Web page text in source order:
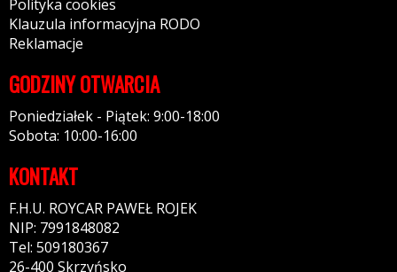
Polityka cookies
Klauzula informacyjna RODO
Reklamacje
GODZINY OTWARCIA
Poniedziałek - Piątek: 9:00-18:00
Sobota: 10:00-16:00
KONTAKT
F.H.U. ROYCAR PAWEŁ ROJEK
NIP: 7991848082
Tel: 509180367
26-400 Skrzyńsko